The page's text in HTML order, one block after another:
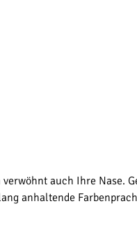
auch Ihre Nase.
anhaltende